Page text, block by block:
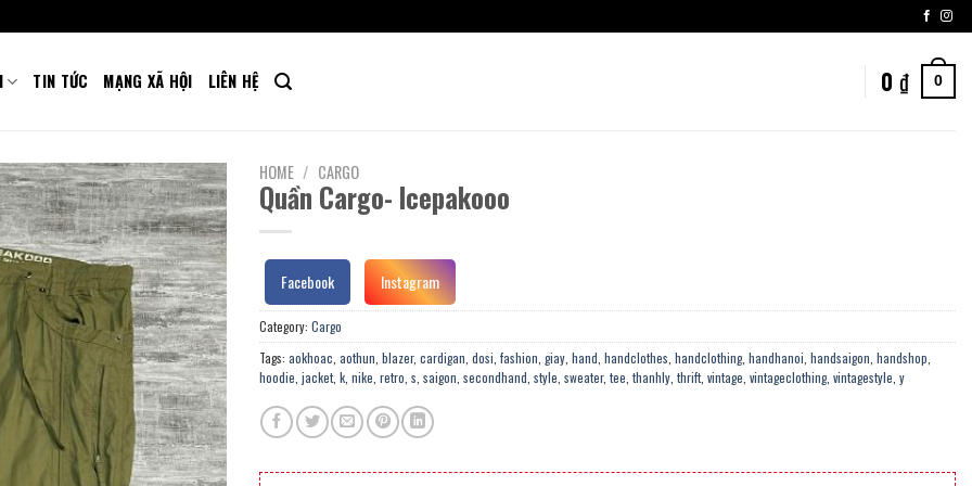
TIN TỨC MẠNG XÃ HỘI LIÊN HỆ 0₫ 0
HOME / CARGO
Quần Cargo- Icepakooo
Facebook Instagram
Category: Cargo
Tags: aokhoac aothun blazer, cardigan dosi fashion giay hand handclothes handclothing handhanoi handsaigon handshop
hoodie jacket k nike retro s saigon secondhand style sweater, tee thanhly thrift vintage vintageclothing vintagestyle y